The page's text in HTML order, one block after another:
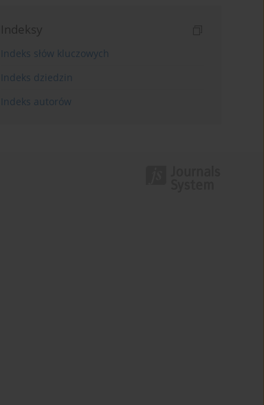
Indeksy
Indeks słów kluczowych
Indeks dziedzin
Indeks autorów